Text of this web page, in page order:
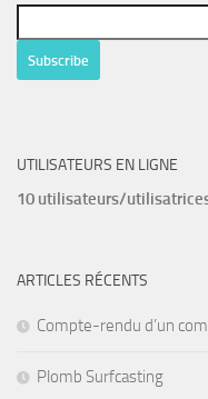
UTILISATEURS EN LIGNE
10 utilisateurs/
ARTICLES RÉCENTS
Compte-rendu d’un
Plomb Surfcasting